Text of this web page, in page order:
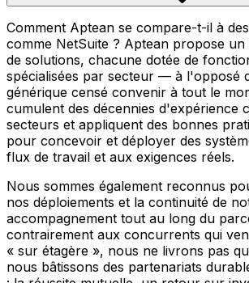
Comment Aptean se compare-t-il à
comme NetSuite ? Aptean propose
de solutions, chacune dotée de
spécialisées par secteur — à l'opposé
générique censé convenir à tout le
cumulent des décennies d'expérience
secteurs et appliquent des bonnes
pour concevoir et déployer des
flux de travail et aux exigences réels.
Nous sommes également reconnus
nos déploiements et la continuité de
accompagnement tout au long du
contrairement aux concurrents qui
« sur étagère », nous ne livrons pas
nous bâtissons des partenariats